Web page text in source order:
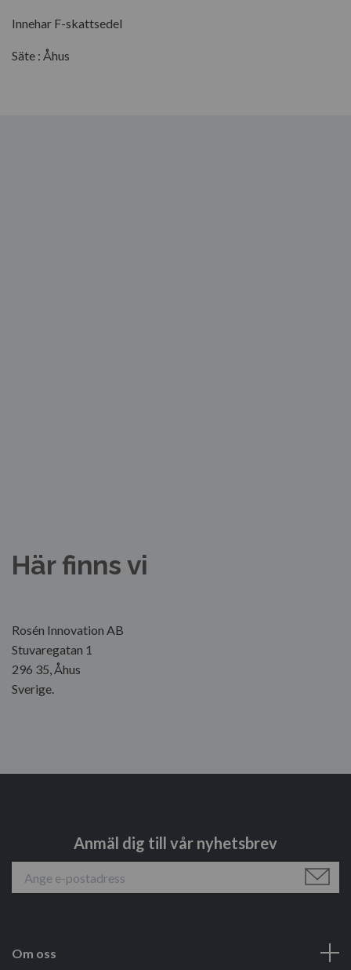
Innehar F-skattsedel
Säte : Åhus
Här finns vi
Rosén Innovation AB
Stuvaregatan 1
296 35, Åhus
Sverige.
Anmäl dig till vår nyhetsbrev
Om oss